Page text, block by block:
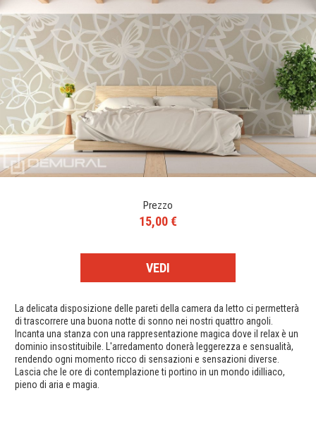
Prezzo
15,00 €
VEDI
La delicata disposizione delle pareti della camera da letto ci permetterà
di trascorrere una buona notte di sonno nei nostri quattro angoli.
Incanta una stanza con una rappresentazione magica dove il relax è un
dominio insostituibile. L'arredamento donerà leggerezza e sensualità,
rendendo ogni momento ricco di sensazioni e sensazioni diverse.
Lascia che le ore di contemplazione ti portino in un mondo idilliaco,
pieno di aria e magia.